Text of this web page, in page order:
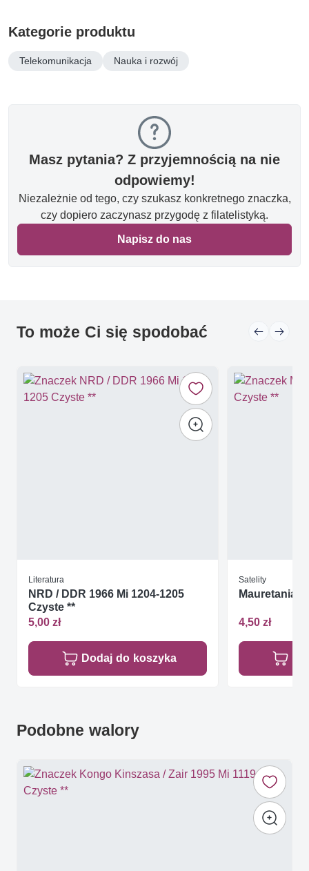
Kategorie produktu
Telekomunikacja Nauka i rozwój
Masz pytania? Z przyjemnością na nie
odpowiemy!
Niezależnie od tego, czy szukasz konkretnego znaczka,
czy dopiero zaczynasz przygodę z filatelistyką.
Napisz do nas
To może Ci się spodobać
Literatura
NRD / DDR 1966 Mi 1204-1205
Czyste **
5,00 zł
Dodaj do koszyka
Satelity
Mauretania
4,50 zł
Podobne walory